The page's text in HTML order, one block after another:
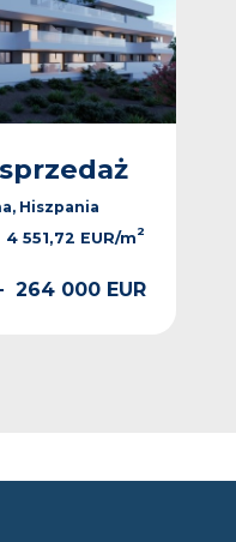
Hiszpania
4 551,72 EUR/m2
264 000 EUR